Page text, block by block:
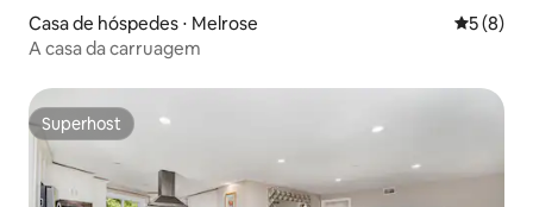
Casa de hóspedes ⋅ Melrose 5 de
5 (8)
A casa da carruagem
Superhost
Superhost